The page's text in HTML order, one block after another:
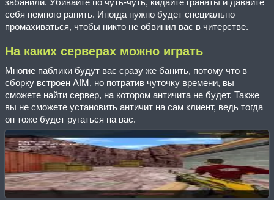
забанили. Убивайте по чуть-чуть, кидайте гранаты и давайте
себя немного ранить. Иногда нужно будет специально
промахиваться, чтобы никто не обвинил вас в читерстве.
На каких серверах можно играть
Многие паблики будут вас сразу же банить, потому что в
сборку встроен AIM, но потратив чуточку времени, вы
сможете найти сервер, на котором античита не будет. Также
вы не сможете установить античит на сам клиент, ведь тогда
он тоже будет ругаться на вас.